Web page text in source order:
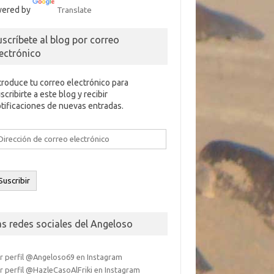
by Translate
al blog por correo
tu correo electrónico para
a este blog y recibir
de nuevas entradas.
redes sociales del Angeloso
perfil @Angeloso69 en Instagram
perfil @HazleCasoAlFriki en Instagram